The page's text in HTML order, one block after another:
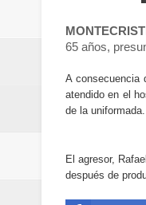
65 años,
A consecuencia
atendido en el
de la uniformada.
El agresor,
después de